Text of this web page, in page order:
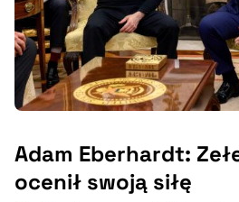
Adam Eberhardt:
ocenił swoją siłę